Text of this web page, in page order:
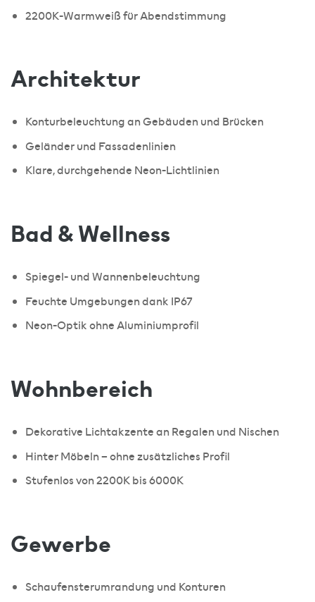
2200K-Warmweiß für Abendstimmung
Architektur
Konturbeleuchtung an Gebäuden und Brücken
Geländer und Fassadenlinien
Klare, durchgehende Neon-Lichtlinien
Bad & Wellness
Spiegel- und Wannenbeleuchtung
Feuchte Umgebungen dank IP67
Neon-Optik ohne Aluminiumprofil
Wohnbereich
Dekorative Lichtakzente an Regalen und Nischen
Hinter Möbeln – ohne zusätzliches Profil
Stufenlos von 2200K bis 6000K
Gewerbe
Schaufensterumrandung und Konturen